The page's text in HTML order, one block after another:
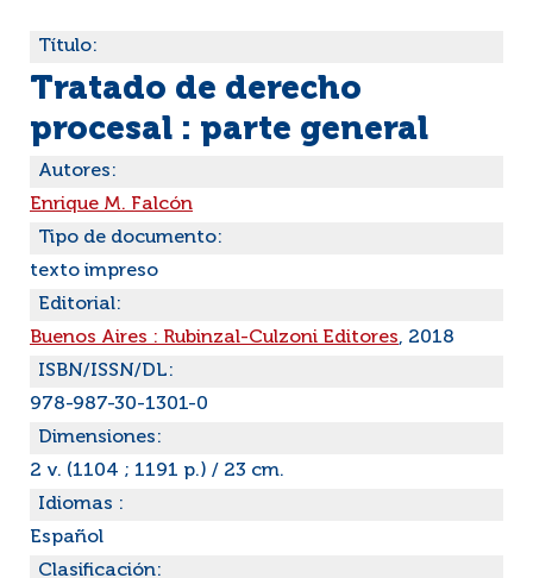
Título:
Tratado de derecho
procesal : parte general
Autores:
Enrique M. Falcón
Tipo de documento:
texto impreso
Editorial:
Buenos Aires : Rubinzal-Culzoni Editores, 2018
ISBN/ISSN/DL:
978-987-30-1301-0
Dimensiones:
2 v. (1104 ; 1191 p.) / 23 cm.
Idiomas :
Español
Clasificación: